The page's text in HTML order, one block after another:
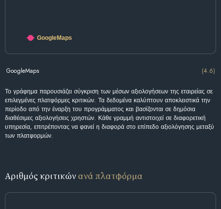
GoogleMaps
GoogleMaps (4.6)
Το γράφημα παρουσιάζει σύγκριση των μέσων αξιολογήσεων της εταιρείας σε
επιλεγμένες πλατφόρμες κριτικών. Τα δεδομένα καλύπτουν αποκλειστικά την
περίοδο από την έναρξη του προγράμματος και βασίζονται σε δημόσια
διαθέσιμες αξιολογήσεις χρηστών. Κάθε γραμμή αντιστοιχεί σε διαφορετική
υπηρεσία, επιτρέποντας να φανεί η διαφορά στο επίπεδο αξιολόγησης μεταξύ
των πλατφορμών.
Αριθμός κριτικών ανά πλατφόρμα